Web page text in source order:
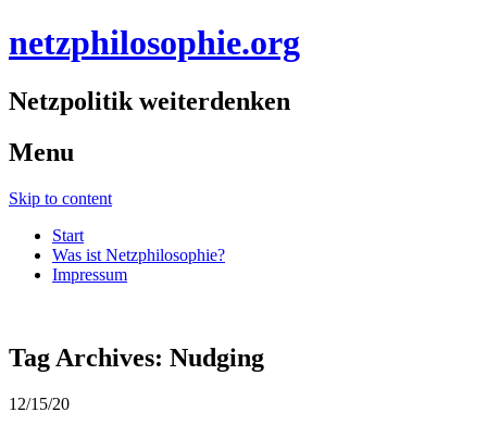
netzphilosophie.org
Netzpolitik weiterdenken
Menu
Skip to content
Start
Was ist Netzphilosophie?
Impressum
Tag Archives: Nudging
12/15/20